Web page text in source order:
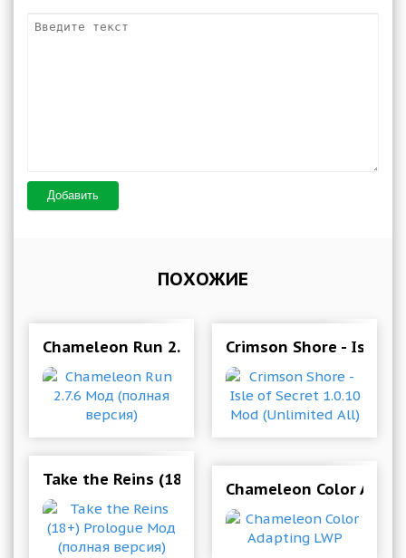
Добавить
ПОХОЖИЕ
Chameleon Run 2.7.6 Мод (полная версия)
Crimson Shore - Isle
Take the Reins (18+) Prologue Мод (полная
Chameleon Color